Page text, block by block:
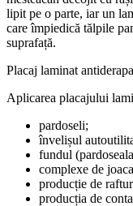
lipit pe o parte, iar un
care împiedică tălpile
suprafață.
Placaj laminat
Aplicarea placajului
pardoseli;
învelișul
fundul
complexe de
producție de
producția de